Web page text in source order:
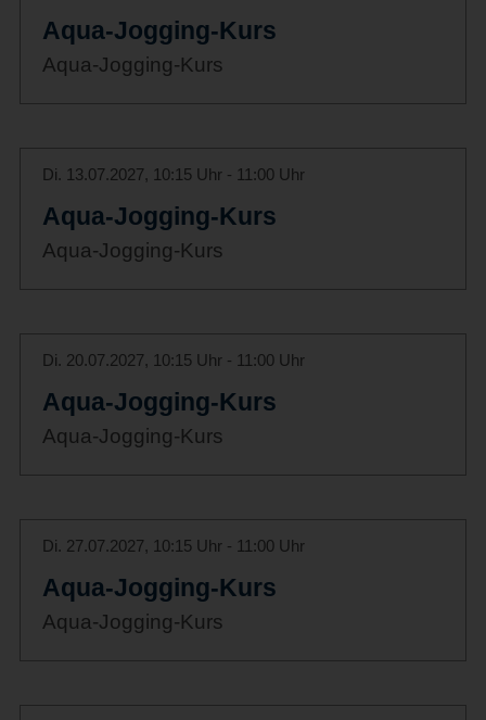
Aqua-Jogging-Kurs
Aqua-Jogging-Kurs
Di. 13.07.2027, 10:15 Uhr - 11:00 Uhr
Aqua-Jogging-Kurs
Aqua-Jogging-Kurs
Di. 20.07.2027, 10:15 Uhr - 11:00 Uhr
Aqua-Jogging-Kurs
Aqua-Jogging-Kurs
Di. 27.07.2027, 10:15 Uhr - 11:00 Uhr
Aqua-Jogging-Kurs
Aqua-Jogging-Kurs